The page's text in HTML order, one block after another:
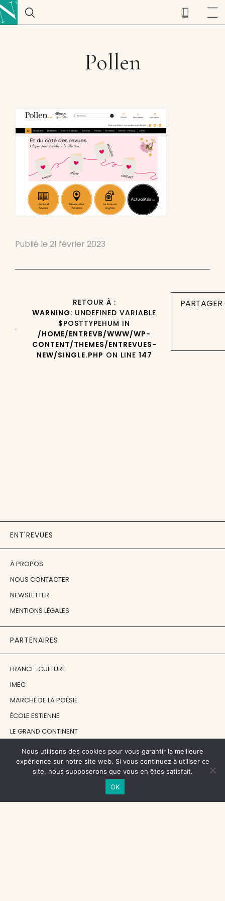
Pollen
Publié le 21 février 2023
RETOUR À :
WARNING: UNDEFINED VARIABLE
$POSTTYPEHUM IN
/HOME/ENTREVB/WWW/WP-
CONTENT/THEMES/ENTREVUES-
NEW/SINGLE.PHP ON LINE 147
ENT'REVUES
À PROPOS
NOUS CONTACTER
NEWSLETTER
MENTIONS LÉGALES
PARTENAIRES
FRANCE-CULTURE
IMEC
MARCHÉ DE LA POÉSIE
ÉCOLE ESTIENNE
LE GRAND CONTINENT
DIACRITIK
EN ATTENDANT NADEAU
Nous utilisons des cookies pour vous garantir la meilleure
expérience sur notre site web. Si vous continuez à utiliser ce
site, nous supposerons que vous en êtes satisfait.
OK